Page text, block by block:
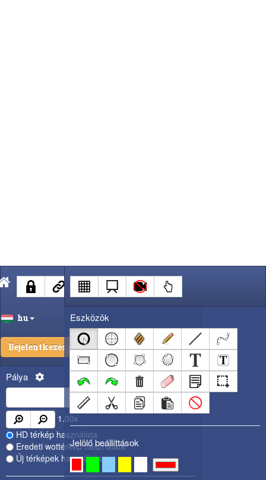
hu
Bejelentkezés
Pálya
1.00x
HD térkép használata
Eredeti wottérkép használata
Új térképek használata
Eszközök
Jelölő beállíttások